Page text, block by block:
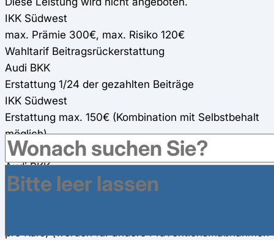
IKK Südwest
max. Prämie 300€, max. Risiko 120€
Wahltarif Beitragsrückerstattung
Audi BKK
Erstattung 1/24 der gezahlten Beiträge
IKK Südwest
Erstattung max. 150€ (Kombination mit Selbstbehalt
möglich)
Online-Fitness-Kurse
Audi BKK
Kurse zu Bewegung, Ernährung und Stress (100%)
pro Kurs) (werden für andere Präventionsmaßnahmen